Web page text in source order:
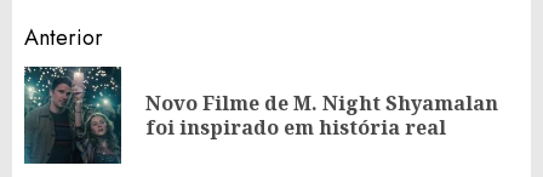
Continue
Reading
Anterior
Novo Filme de M. Night Shyamalan
foi inspirado em história real